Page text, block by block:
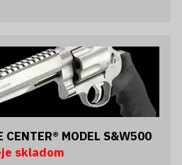
CENTER® MODEL S&W500
skladom